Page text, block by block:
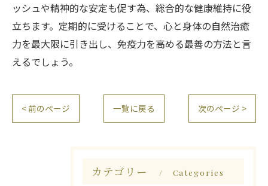
ッシュや精神的な安定も促す為、総合的な健康維持に役
立ちます。定期的に受けることで、心と身体の自然治癒
力を最大限に引き出し、免疫力を高める最善の方法と言
えるでしょう。
< 前のページ 一覧に戻る 次のページ >
カテゴリー Categories